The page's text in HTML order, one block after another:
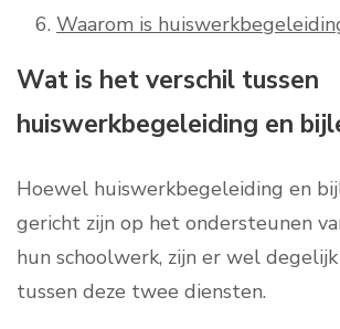
Waarom is
Wat is het verschil tussen
huiswerkbegeleiding en
Hoewel huiswerkbegeleiding en
gericht zijn op het ondersteunen
hun schoolwerk, zijn er wel
tussen deze twee diensten.